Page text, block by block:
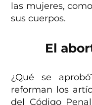
las mujeres,
sus cuerpos.
El
¿Qué se
reforman los
del Código